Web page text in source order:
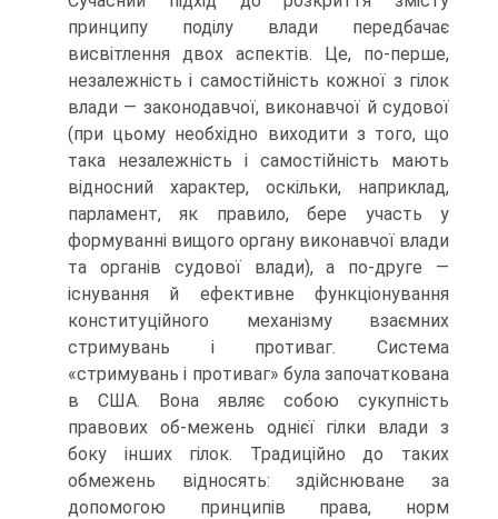
принципу поділу влади передбачає
висвітлення двох аспектів. Це, по-перше,
незалежність і самостійність кожної з гілок
влади — законодавчої, виконавчої й судової
(при цьому необхідно виходити з того, що
така незалежність і самостійність мають
відносний характер, оскільки, наприклад,
парламент, як правило, бере участь у
формуванні вищого органу виконавчої влади
та органів судової влади), а по-друге —
існування й ефективне функціонування
конституційного механізму взаємних
стримувань і противаг. Система
«стримувань і противаг» була започаткована
в США. Вона являє собою сукупність
правових об-межень однієї гілки влади з
боку інших гілок. Традиційно до таких
обмежень відносять: здійснюване за
допомогою принципів права, норм